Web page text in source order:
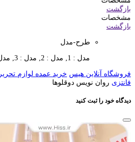
بازگشت
مشخصات
بازگشت
طرح-مدل
مدل : 1, مدل : 2, مدل : 3, مدل : 4, مدل : 5, مدل : 6
فروشگاه آنلاین هیس خرید عمده لوازم تحریر
فانتزی روان نویس دوقلوها
دیدگاه خود را ثبت کنید